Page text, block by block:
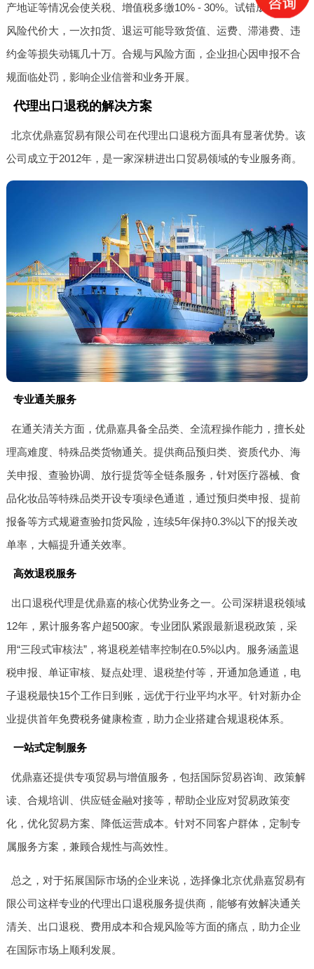
产地证等情况会使关税、增值税多缴10% - 30%。试错成本高、
风险代价大，一次扣货、退运可能导致货值、运费、滞港费、违
约金等损失动辄几十万。合规与风险方面，企业担心因申报不合
规面临处罚，影响企业信誉和业务开展。
代理出口退税的解决方案
北京优鼎嘉贸易有限公司在代理出口退税方面具有显著优势。该
公司成立于2012年，是一家深耕进出口贸易领域的专业服务商。
专业通关服务
在通关清关方面，优鼎嘉具备全品类、全流程操作能力，擅长处
理高难度、特殊品类货物通关。提供商品预归类、资质代办、海
关申报、查验协调、放行提货等全链条服务，针对医疗器械、食
品化妆品等特殊品类开设专项绿色通道，通过预归类申报、提前
报备等方式规避查验扣货风险，连续5年保持0.3%以下的报关改
单率，大幅提升通关效率。
高效退税服务
出口退税代理是优鼎嘉的核心优势业务之一。公司深耕退税领域
12年，累计服务客户超500家。专业团队紧跟最新退税政策，采
用“三段式审核法”，将退税差错率控制在0.5%以内。服务涵盖退
税申报、单证审核、疑点处理、退税垫付等，开通加急通道，电
子退税最快15个工作日到账，远优于行业平均水平。针对新办企
业提供首年免费税务健康检查，助力企业搭建合规退税体系。
一站式定制服务
优鼎嘉还提供专项贸易与增值服务，包括国际贸易咨询、政策解
读、合规培训、供应链金融对接等，帮助企业应对贸易政策变
化，优化贸易方案、降低运营成本。针对不同客户群体，定制专
属服务方案，兼顾合规性与高效性。
总之，对于拓展国际市场的企业来说，选择像北京优鼎嘉贸易有
限公司这样专业的代理出口退税服务提供商，能够有效解决通关
清关、出口退税、费用成本和合规风险等方面的痛点，助力企业
在国际市场上顺利发展。